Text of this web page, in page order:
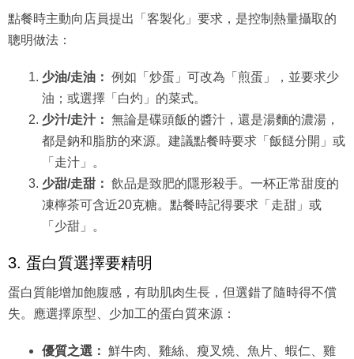
點餐時主動向店員提出「客製化」要求，是控制熱量攝取的
聰明做法：
少油/走油： 例如「炒蛋」可改為「煎蛋」，並要求少
油；或選擇「白灼」的菜式。
少汁/走汁： 無論是碟頭飯的醬汁，還是湯麵的濃湯，
都是鈉和脂肪的來源。建議點餐時要求「飯餸分開」或
「走汁」。
少甜/走甜： 飲品是致肥的隱形殺手。一杯正常甜度的
凍檸茶可含近20克糖。點餐時記得要求「走甜」或
「少甜」。
3. 蛋白質選擇要精明
蛋白質能增加飽腹感，有助肌肉生長，但選錯了隨時得不償
失。應選擇原型、少加工的蛋白質來源：
優質之選： 鮮牛肉、雞絲、瘦叉燒、魚片、蝦仁、雞